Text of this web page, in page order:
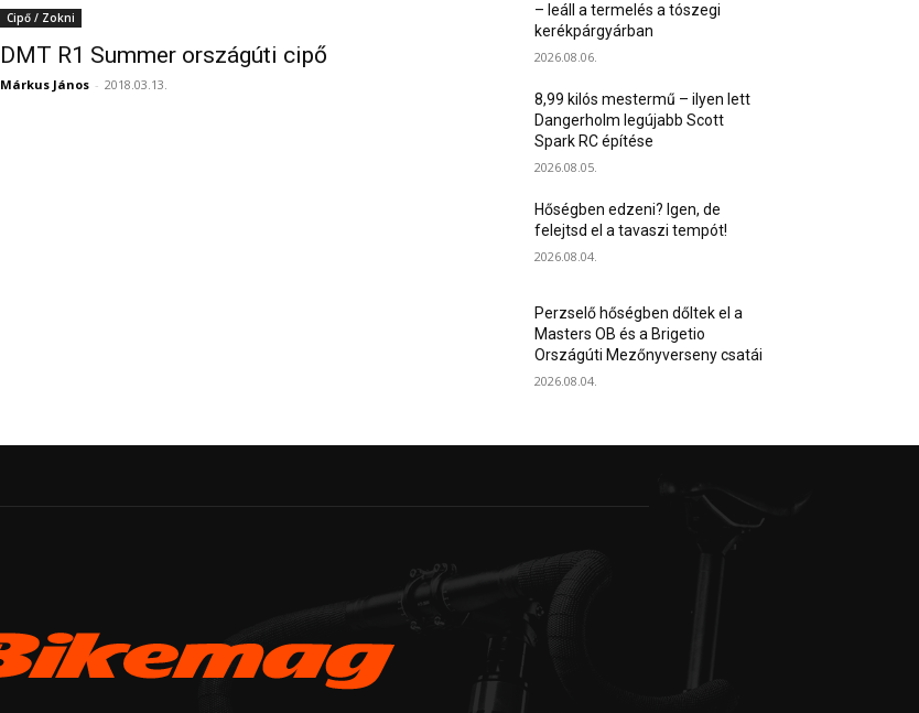
Cipő / Zokni
DMT R1 Summer országúti cipő
Márkus János - 2018.03.13.
– leáll a termelés a tószegi
kerékpárgyárban
2026.08.06.
8,99 kilós mestermű – ilyen lett
Dangerholm legújabb Scott
Spark RC építése
2026.08.05.
Hőségben edzeni? Igen, de
felejtsd el a tavaszi tempót!
2026.08.04.
Perzselő hőségben dőltek el a
Masters OB és a Brigetio
Országúti Mezőnyverseny csatái
2026.08.04.